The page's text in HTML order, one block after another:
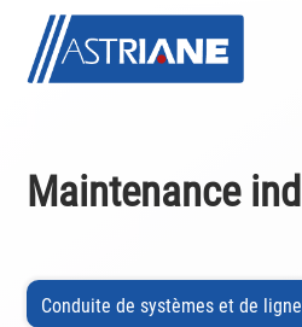
Maintenance
Conduite de systèmes et de